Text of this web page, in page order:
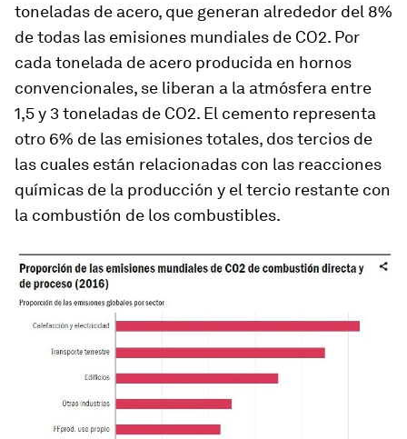
toneladas de acero, que generan alrededor del 8%
de todas las emisiones mundiales de CO2. Por
cada tonelada de acero producida en hornos
convencionales, se liberan a la atmósfera entre
1,5 y 3 toneladas de CO2. El cemento representa
otro 6% de las emisiones totales, dos tercios de
las cuales están relacionadas con las reacciones
químicas de la producción y el tercio restante con
la combustión de los combustibles.